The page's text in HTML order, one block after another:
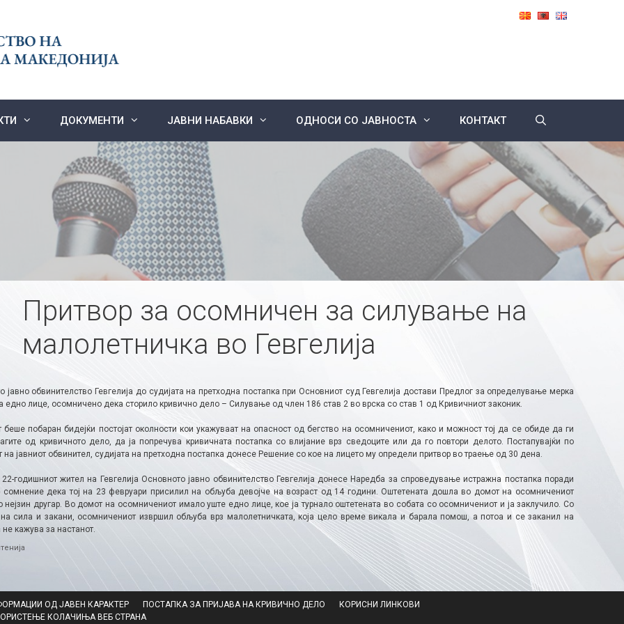
ДОКУМЕНТИ ЈАВНИ НАБАВКИ ОДНОСИ СО ЈАВНОСТА КОНТАКТ
​Притвор за осомничен за силување на
малолетничка во Гевгелија
јавно обвинителство Гевгелија до судијата на претходна постапка при Основниот суд Гевгелија достави Предлог за определување мерка
едно лице, осомничено дека сторило кривично дело – Силување од член 186 став 2 во врска со став 1 од Кривичниот законик.
беше побаран бидејќи постојат околности кои укажуваат на опасност од бегство на осомничениот, како и можност тој да се обиде да ги
од кривичното дело, да ја попречува кривичната постапка со влијание врз сведоците или да го повтори делото. Постапувајќи по
на јавниот обвинител, судијата на претходна постапка донесе Решение со кое на лицето му определи притвор во траење од 30 дена.
22-годишниот жител на Гевгелија Основното јавно обвинителство Гевгелија донесе Наредба за спроведување истражна постапка поради
сомнение дека тој на 23 февруари присилил на обљуба девојче на возраст од 14 години. Оштетената дошла во домот на осомничениот
нејзин другар. Во домот на осомничениот имало уште едно лице, кое ја турнало оштетената во собата со осомничениот и ја заклучило. Со
на сила и закани, осомничениот извршил обљуба врз малолетничката, која цело време викала и барала помош, а потоа и се заканил на
не кажува за настанот.
ОД ЈАВЕН КАРАКТЕР ПОСТАПКА ЗА ПРИЈАВА НА КРИВИЧНО ДЕЛО
КОРИСНИ ЛИНКОВИ
КОЛАЧИЊА ВЕБ СТРАНА